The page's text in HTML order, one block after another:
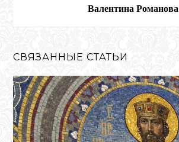
Валентина Романова
СВЯЗАННЫЕ СТАТЬИ